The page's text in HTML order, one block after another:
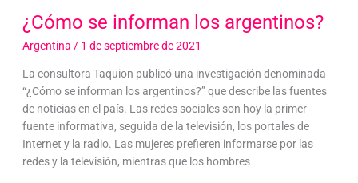
¿Cómo se informan los argentinos?
Argentina / 1 de septiembre de 2021
La consultora Taquion publicó una investigación denominada
“¿Cómo se informan los argentinos?” que describe las fuentes
de noticias en el país. Las redes sociales son hoy la primer
fuente informativa, seguida de la televisión, los portales de
Internet y la radio. Las mujeres prefieren informarse por las
redes y la televisión, mientras que los hombres